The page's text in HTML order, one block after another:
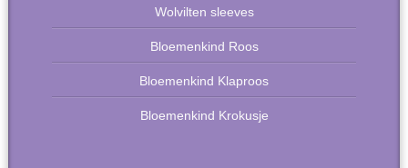
Wolvilten sleeves
Bloemenkind Roos
Bloemenkind Klaproos
Bloemenkind Krokusje